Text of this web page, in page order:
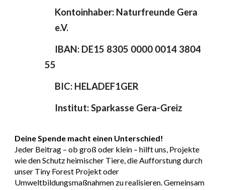
Kontoinhaber: Naturfreunde Gera
e.V.
IBAN: DE15 8305 0000 0014 3804
55
BIC: HELADEF1GER
Institut: Sparkasse Gera-Greiz
Deine Spende macht einen Unterschied!
Jeder Beitrag – ob groß oder klein – hilft uns, Projekte
wie den Schutz heimischer Tiere, die Aufforstung durch
unser Tiny Forest Projekt oder
Umweltbildungsmaßnahmen zu realisieren. Gemeinsam